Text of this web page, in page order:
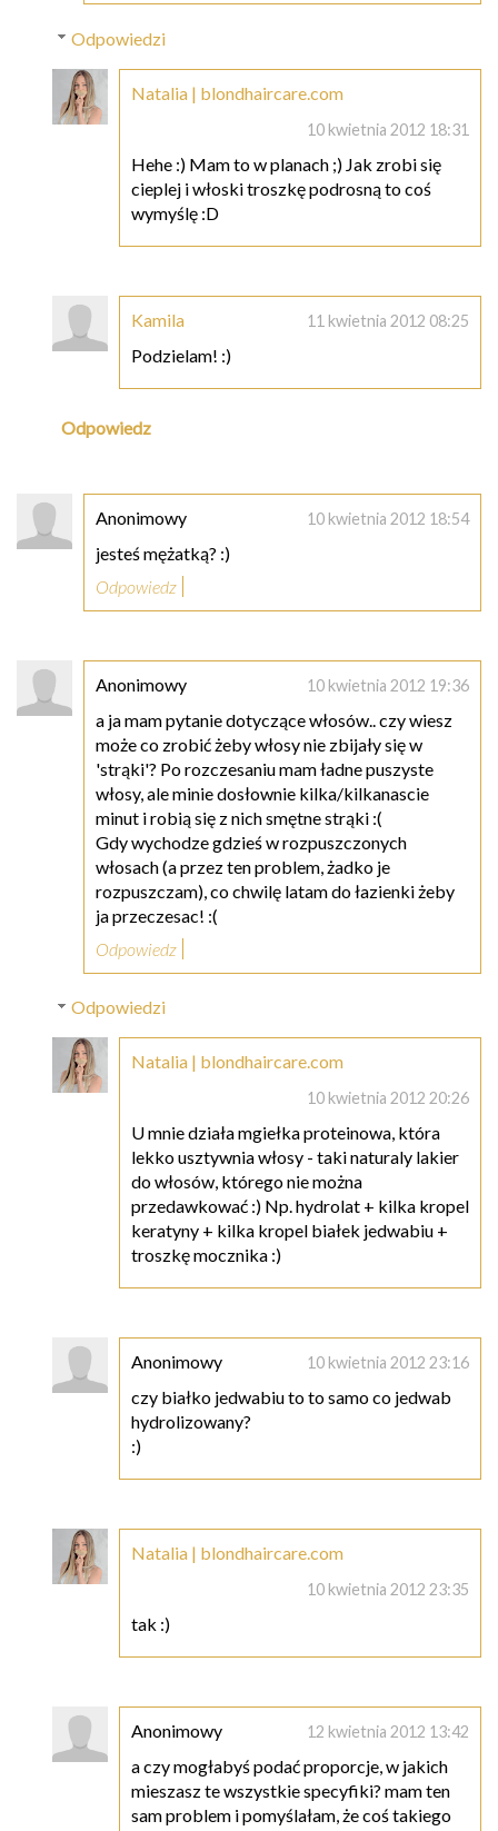
Odpowiedzi
Natalia | blondhaircare.com
10 kwietnia 2012 18:31
Hehe :) Mam to w planach ;) Jak zrobi się
cieplej i włoski troszkę podrosną to coś
wymyślę :D
Kamila 11 kwietnia 2012 08:25
Podzielam! :)
Odpowiedz
Anonimowy 10 kwietnia 2012 18:54
jesteś mężatką? :)
Odpowiedz
Anonimowy 10 kwietnia 2012 19:36
a ja mam pytanie dotyczące włosów.. czy wiesz
może co zrobić żeby włosy nie zbijały się w
'strąki'? Po rozczesaniu mam ładne puszyste
włosy, ale minie dosłownie kilka/kilkanascie
minut i robią się z nich smętne strąki :(
Gdy wychodze gdzieś w rozpuszczonych
włosach (a przez ten problem, żadko je
rozpuszczam), co chwilę latam do łazienki żeby
ja przeczesac! :(
Odpowiedz
Odpowiedzi
Natalia | blondhaircare.com
10 kwietnia 2012 20:26
U mnie działa mgiełka proteinowa, która
lekko usztywnia włosy - taki naturaly lakier
do włosów, którego nie można
przedawkować :) Np. hydrolat + kilka kropel
keratyny + kilka kropel białek jedwabiu +
troszkę mocznika :)
Anonimowy 10 kwietnia 2012 23:16
czy białko jedwabiu to to samo co jedwab
hydrolizowany?
:)
Natalia | blondhaircare.com
10 kwietnia 2012 23:35
tak :)
Anonimowy 12 kwietnia 2012 13:42
a czy mogłabyś podać proporcje, w jakich
mieszasz te wszystkie specyfiki? mam ten
sam problem i pomyślałam, że coś takiego